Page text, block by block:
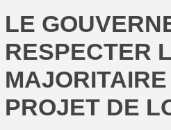
LE
RESPECTER
PROJET DE